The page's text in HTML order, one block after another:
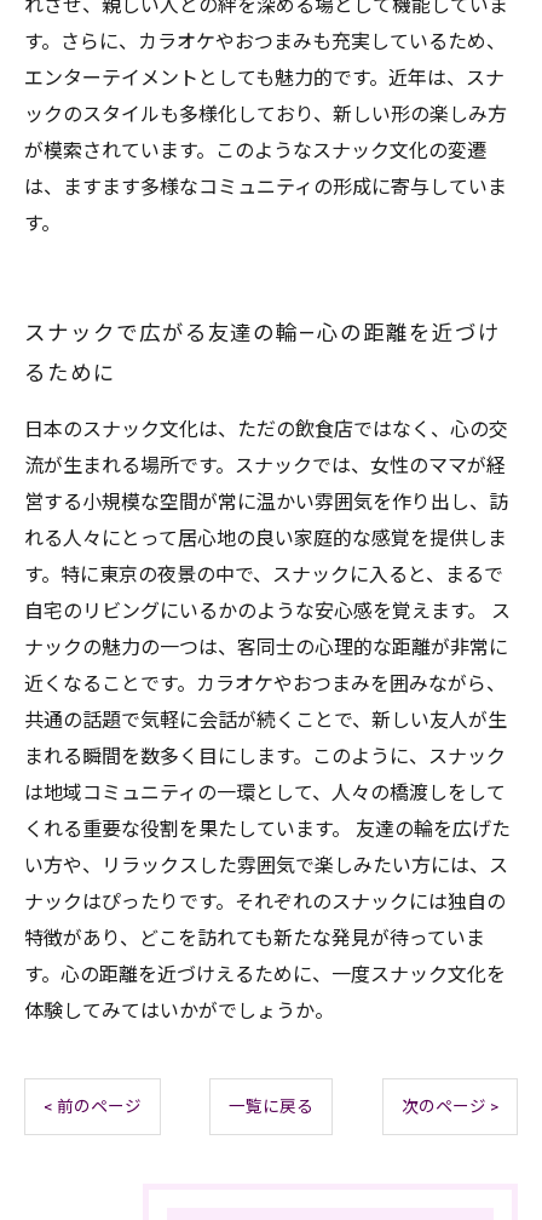
れさせ、親しい人との絆を深める場として機能していま
す。さらに、カラオケやおつまみも充実しているため、
エンターテイメントとしても魅力的です。近年は、スナ
ックのスタイルも多様化しており、新しい形の楽しみ方
が模索されています。このようなスナック文化の変遷
は、ますます多様なコミュニティの形成に寄与していま
す。
スナックで広がる友達の輪—心の距離を近づけ
るために
日本のスナック文化は、ただの飲食店ではなく、心の交
流が生まれる場所です。スナックでは、女性のママが経
営する小規模な空間が常に温かい雰囲気を作り出し、訪
れる人々にとって居心地の良い家庭的な感覚を提供しま
す。特に東京の夜景の中で、スナックに入ると、まるで
自宅のリビングにいるかのような安心感を覚えます。 ス
ナックの魅力の一つは、客同士の心理的な距離が非常に
近くなることです。カラオケやおつまみを囲みながら、
共通の話題で気軽に会話が続くことで、新しい友人が生
まれる瞬間を数多く目にします。このように、スナック
は地域コミュニティの一環として、人々の橋渡しをして
くれる重要な役割を果たしています。 友達の輪を広げた
い方や、リラックスした雰囲気で楽しみたい方には、ス
ナックはぴったりです。それぞれのスナックには独自の
特徴があり、どこを訪れても新たな発見が待っていま
す。心の距離を近づけえるために、一度スナック文化を
体験してみてはいかがでしょうか。
< 前のページ 一覧に戻る 次のページ >